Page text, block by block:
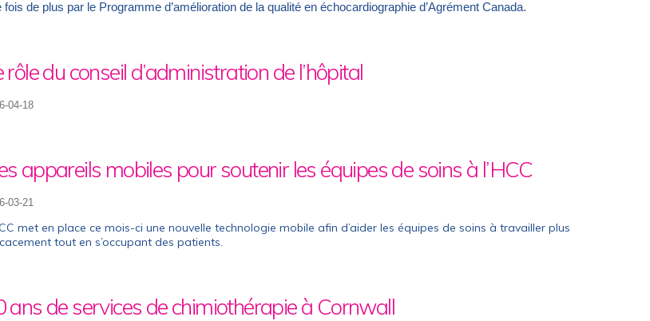
fois de plus par le Programme d’amélioration de la qualité en échocardiographie d’Agrément Canada.
rôle du conseil d’administration de l’hôpital
04-18
appareils mobiles pour soutenir les équipes de soins à l’HCC
03-21
met en place ce mois-ci une nouvelle technologie mobile afin d’aider les équipes de soins à travailler plus
tout en s’occupant des patients.
ans de services de chimiothérapie à Cornwall